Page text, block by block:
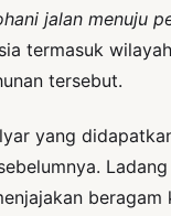
jalan menuju
termasuk
tersebut.
yang